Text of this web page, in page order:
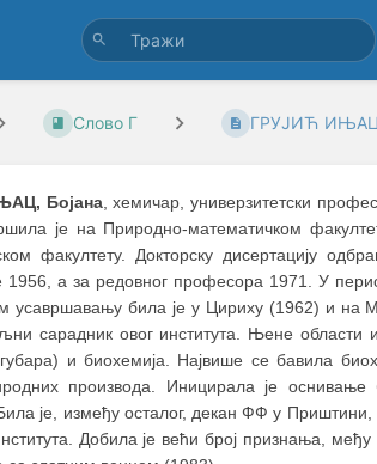
Слово Г ГРУЈИЋ ИЊАЦ,
Бојана, хемичар, универзитетски
је на Природно-математичком
факултету. Докторску дисертацију
1956, a за редовног професора 1971. У
усавршавању била је у Цириху (1962) и на
сарадник овог института. Њене области
и биохемија. Највише се бавила
производа. Иницирала је
је, између осталог, декан ФФ у
Добила је већи број признања,